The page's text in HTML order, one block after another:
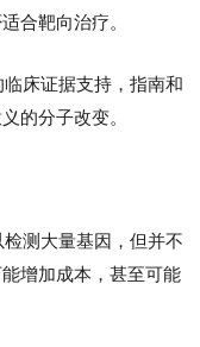
合靶向治疗。
床证据支持，指南和
的分子改变。
测大量基因，但并不
增加成本，甚至可能